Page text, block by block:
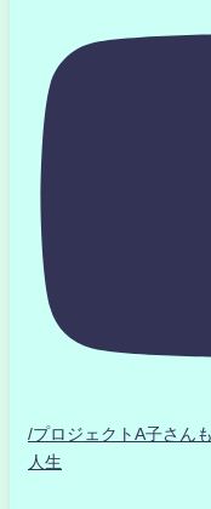
/プロジェクトA子さん
人生